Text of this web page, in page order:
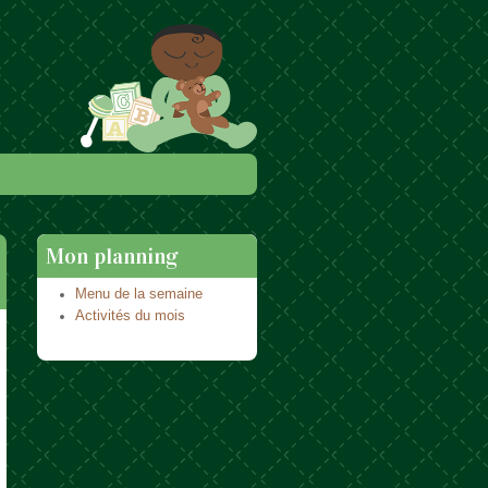
Mon planning
Menu de la semaine
Activités du mois